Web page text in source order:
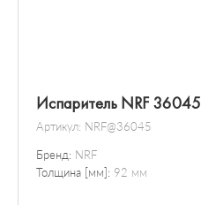
Испаритель NRF 36045
Артикул: NRF@36045
Бренд: NRF
Толщина [мм]: 92 мм